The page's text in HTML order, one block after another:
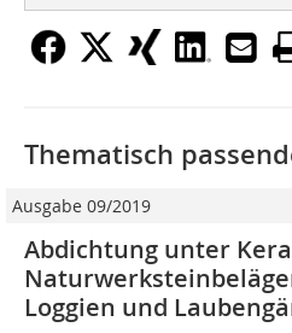
Thematisch
Ausgabe 09/2019
Abdichtung unter
Loggien und